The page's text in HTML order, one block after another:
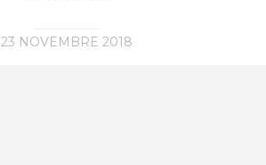
23 NOVEMBRE 2018